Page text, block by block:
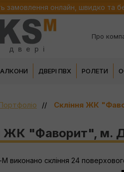
замовлення онлайн, швидко та
двері
Про
ДВЕРІ ПВХ РОЛЕТИ
Скління ЖК
ЖК "Фаворит", м.
М виконано скління 24